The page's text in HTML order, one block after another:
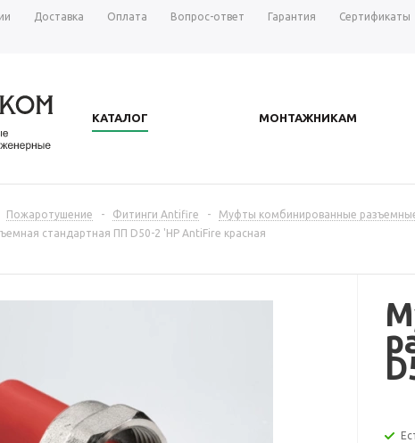
Доставка Оплата Вопрос-ответ Гарантия Сертификаты
КАТАЛОГ МОНТАЖНИКАМ
Пожаротушение - Фитинги Antifire - Муфты комбинированные
стандартная ПП D50-2 'НР AntiFire красная